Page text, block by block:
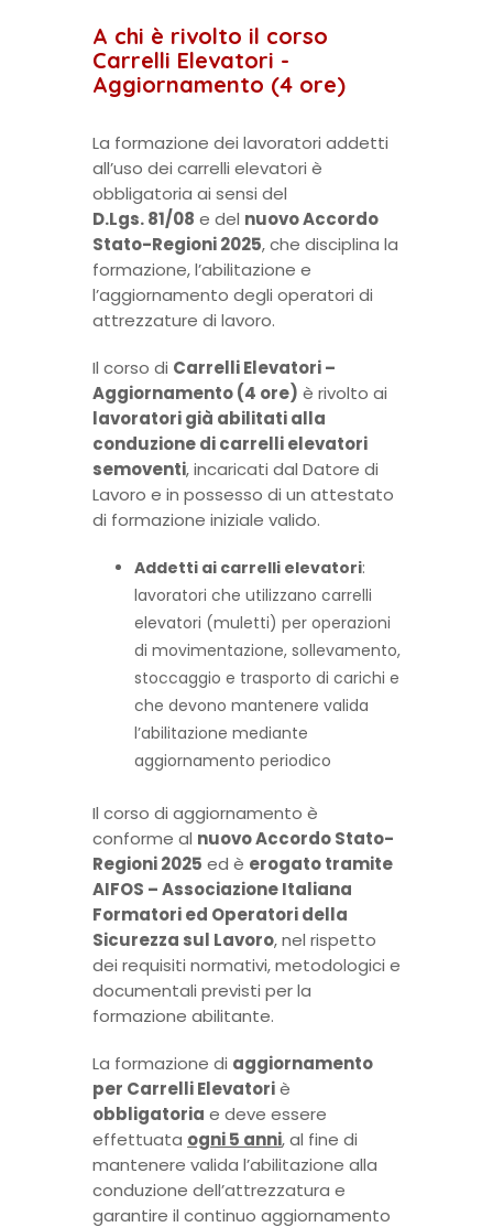
A chi è rivolto il corso
Carrelli Elevatori -
Aggiornamento (4 ore)
La formazione dei lavoratori addetti
all’uso dei carrelli elevatori è
obbligatoria ai sensi del
D.Lgs. 81/08 e del nuovo Accordo
Stato-Regioni 2025, che disciplina la
formazione, l’abilitazione e
l’aggiornamento degli operatori di
attrezzature di lavoro.
Il corso di Carrelli Elevatori –
Aggiornamento (4 ore) è rivolto ai
lavoratori già abilitati alla
conduzione di carrelli elevatori
semoventi, incaricati dal Datore di
Lavoro e in possesso di un attestato
di formazione iniziale valido.
Addetti ai carrelli elevatori:
lavoratori che utilizzano carrelli
elevatori (muletti) per operazioni
di movimentazione, sollevamento,
stoccaggio e trasporto di carichi e
che devono mantenere valida
l’abilitazione mediante
aggiornamento periodico
Il corso di aggiornamento è
conforme al nuovo Accordo Stato-
Regioni 2025 ed è erogato tramite
AIFOS – Associazione Italiana
Formatori ed Operatori della
Sicurezza sul Lavoro, nel rispetto
dei requisiti normativi, metodologici e
documentali previsti per la
formazione abilitante.
La formazione di aggiornamento
per Carrelli Elevatoriè
obbligatoria e deve essere
effettuata ogni 5 anni, al fine di
mantenere valida l’abilitazione alla
conduzione dell’attrezzatura e
garantire il continuo aggiornamento